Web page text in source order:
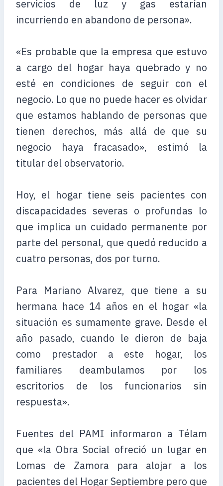
servicios de luz y gas estarían
incurriendo en abandono de persona».
«Es probable que la empresa que estuvo
a cargo del hogar haya quebrado y no
esté en condiciones de seguir con el
negocio. Lo que no puede hacer es olvidar
que estamos hablando de personas que
tienen derechos, más allá de que su
negocio haya fracasado», estimó la
titular del observatorio.
Hoy, el hogar tiene seis pacientes con
discapacidades severas o profundas lo
que implica un cuidado permanente por
parte del personal, que quedó reducido a
cuatro personas, dos por turno.
Para Mariano Alvarez, que tiene a su
hermana hace 14 años en el hogar «la
situación es sumamente grave. Desde el
año pasado, cuando le dieron de baja
como prestador a este hogar, los
familiares deambulamos por los
escritorios de los funcionarios sin
respuesta».
Fuentes del PAMI informaron a Télam
que «la Obra Social ofreció un lugar en
Lomas de Zamora para alojar a los
pacientes del Hogar Septiembre pero que